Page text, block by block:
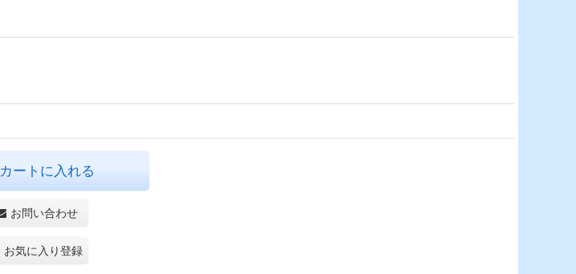
カートに入れる
お問い合わせ
お気に入り登録